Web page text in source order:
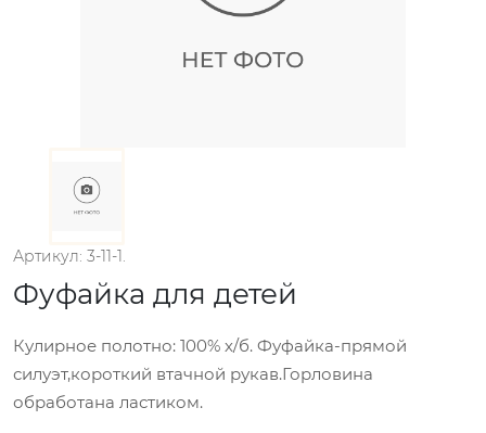
Артикул: 3-11-1.
Фуфайка для детей
Кулирное полотно: 100% х/б. Фуфайка-прямой
силуэт,короткий втачной рукав.Горловина
обработана ластиком.